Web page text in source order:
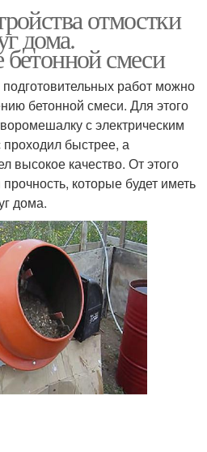
отмостки
дома.
смеси
работ можно
бетонной смеси. Для этого
с электрическим
быстрее, а
высокое качество. От этого
которые будет иметь
дома.